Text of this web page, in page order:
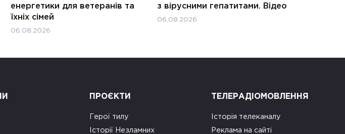
енергетики для ветеранів та
їхніх сімей
06.08.2026
з вірусними гепатитами. Відео
06.08.2026
ПРОЄКТИ
Герої тилу
Історії Незламних
ТЕЛЕРАДІОМОВЛЕННЯ
Історія телеканалу
Реклама на сайті